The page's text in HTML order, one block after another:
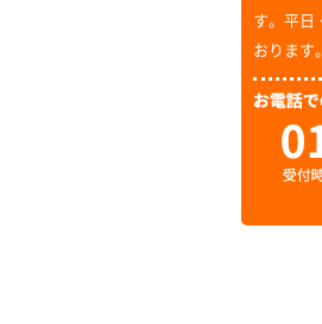
す。平日
おります。